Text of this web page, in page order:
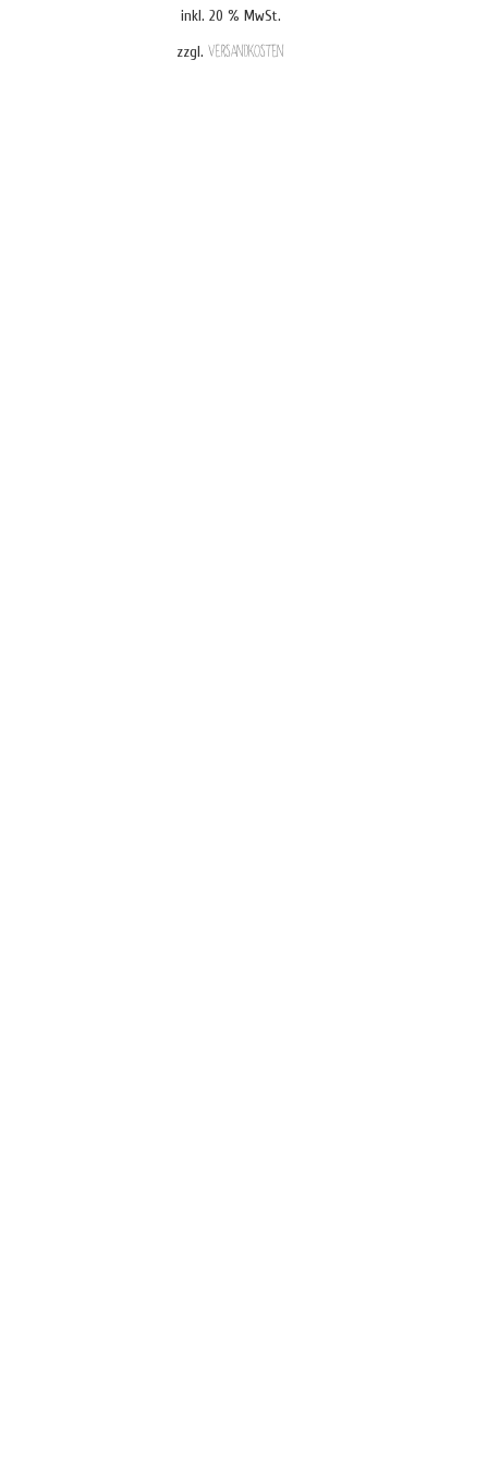
€ 15,90
inkl. 20 % MwSt.
zzgl.Versandkosten